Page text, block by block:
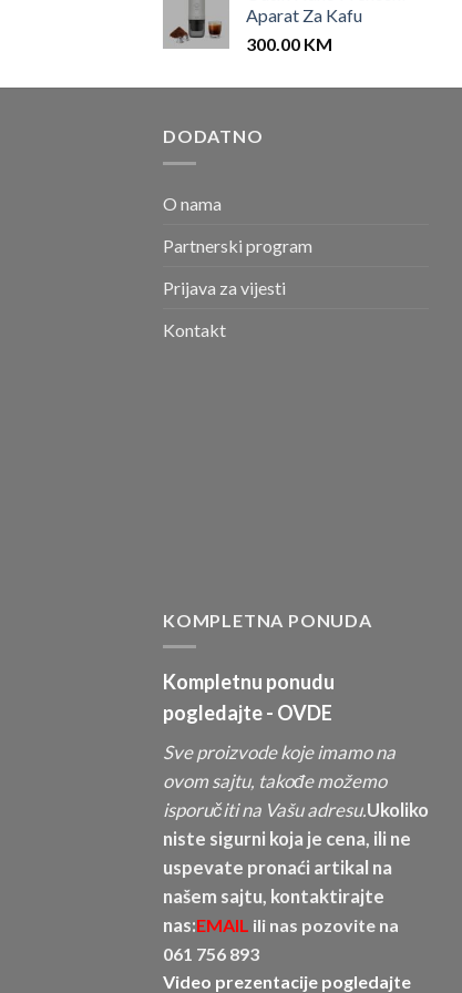
Aparat Za Kafu
300.00 KM
DODATNO
O nama
Partnerski program
Prijava za vijesti
Kontakt
KOMPLETNA PONUDA
Kompletnu ponudu
pogledajte - OVDE
Sve proizvode koje imamo na
ovom sajtu, takođe možemo
isporučiti na Vašu adresu.Ukoliko
niste sigurni koja je cena, ili ne
uspevate pronaći artikal na
našem sajtu, kontaktirajte
nas:EMAIL ili nas pozovite na
061 756 893
Video prezentacije pogledajte